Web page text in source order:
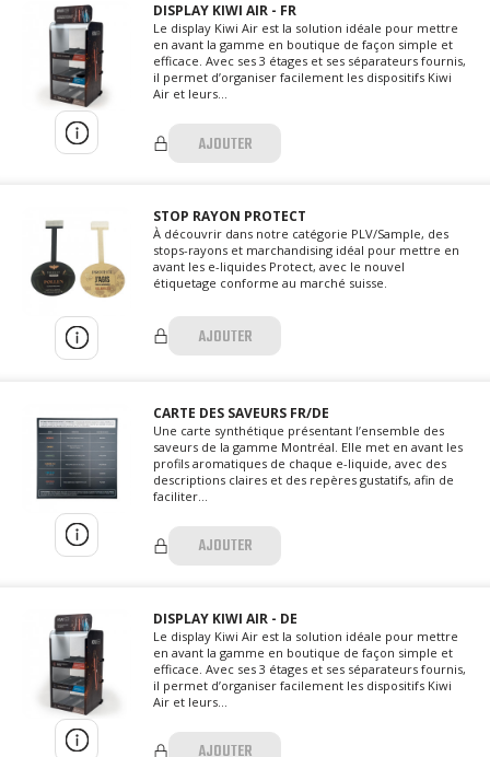
DISPLAY KIWI AIR - FR
Le display Kiwi Air est la solution idéale pour mettre
en avant la gamme en boutique de façon simple et
efficace. Avec ses 3 étages et ses séparateurs fournis,
il permet d’organiser facilement les dispositifs Kiwi
Air et leurs...
AJOUTER
STOP RAYON PROTECT
À découvrir dans notre catégorie PLV/Sample, des
stops-rayons et marchandising idéal pour mettre en
avant les e-liquides Protect, avec le nouvel
étiquetage conforme au marché suisse.
AJOUTER
CARTE DES SAVEURS FR/DE
Une carte synthétique présentant l’ensemble des
saveurs de la gamme Montréal. Elle met en avant les
profils aromatiques de chaque e-liquide, avec des
descriptions claires et des repères gustatifs, afin de
faciliter...
AJOUTER
DISPLAY KIWI AIR - DE
Le display Kiwi Air est la solution idéale pour mettre
en avant la gamme en boutique de façon simple et
efficace. Avec ses 3 étages et ses séparateurs fournis,
il permet d’organiser facilement les dispositifs Kiwi
Air et leurs...